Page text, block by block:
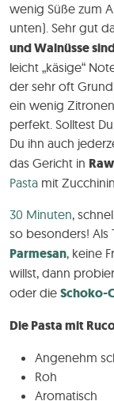
wenig Süße zum
unten). Sehr gut
und Walnüsse
leicht „käsige“
der sehr oft
ein wenig
perfekt. Solltest
Du ihn auch
das Gericht in
Pasta mit
30 Minuten,
so besonders! Als
Parmesan, keine
willst, dann
oder die Schoko-
Die Pasta mit
Angenehm
Roh
Aromatisch